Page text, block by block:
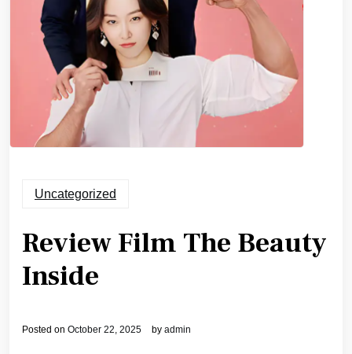
Uncategorized
Review Film The Beauty
Inside
Posted on October 22, 2025 by admin